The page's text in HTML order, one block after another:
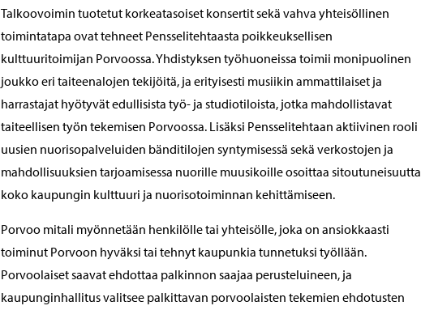
Talkoovoimin tuotetut korkeatasoiset konsertit sekä vahva yhteisöllinen
toimintatapa ovat tehneet Pensselitehtaasta poikkeuksellisen
kulttuuritoimijan Porvoossa. Yhdistyksen työhuoneissa toimii monipuolinen
joukko eri taiteenalojen tekijöitä, ja erityisesti musiikin ammattilaiset ja
harrastajat hyötyvät edullisista työ- ja studiotiloista, jotka mahdollistavat
taiteellisen työn tekemisen Porvoossa. Lisäksi Pensselitehtaan aktiivinen rooli
uusien nuorisopalveluiden bänditilojen syntymisessä sekä verkostojen ja
mahdollisuuksien tarjoamisessa nuorille muusikoille osoittaa sitoutuneisuutta
koko kaupungin kulttuuri ja nuorisotoiminnan kehittämiseen.
Porvoo mitali myönnetään henkilölle tai yhteisölle, joka on ansiokkaasti
toiminut Porvoon hyväksi tai tehnyt kaupunkia tunnetuksi työllään.
Porvoolaiset saavat ehdottaa palkinnon saajaa perusteluineen, ja
kaupunginhallitus valitsee palkittavan porvoolaisten tekemien ehdotusten